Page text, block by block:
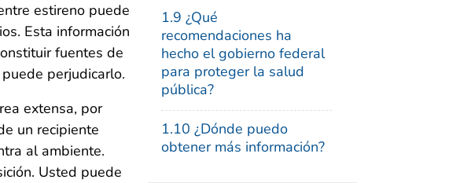
1.9 ¿Qué
recomendaciones ha
hecho el gobierno federal
para proteger la salud
pública?
1.10 ¿Dónde puedo
obtener más información?
estireno puede
Esta información
fuentes de
perjudicarlo.
extensa, por
un recipiente
al ambiente.
Usted puede